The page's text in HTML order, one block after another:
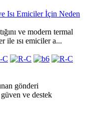
Isı Emiciler İçin Neden
ve modern termal
ile ısı emiciler a...
gönderi
ve destek